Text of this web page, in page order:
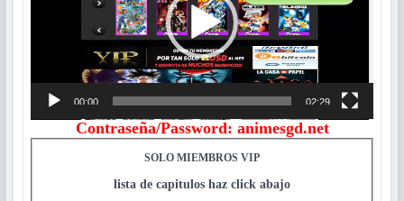
00:00 02:29
Contraseña/Password: animesgd.net
SOLO MIEMBROS VIP
lista de capitulos haz click abajo